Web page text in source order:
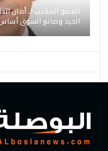
العضو المنتدب لـ أمان
الجيد وصانع السوق